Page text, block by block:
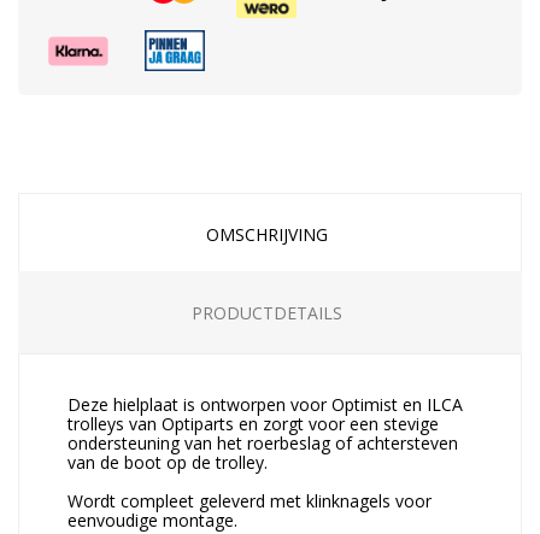
OMSCHRIJVING
PRODUCTDETAILS
Deze hielplaat is ontworpen voor Optimist en ILCA
trolleys van Optiparts en zorgt voor een stevige
ondersteuning van het roerbeslag of achtersteven
van de boot op de trolley.
Wordt compleet geleverd met klinknagels voor
eenvoudige montage.